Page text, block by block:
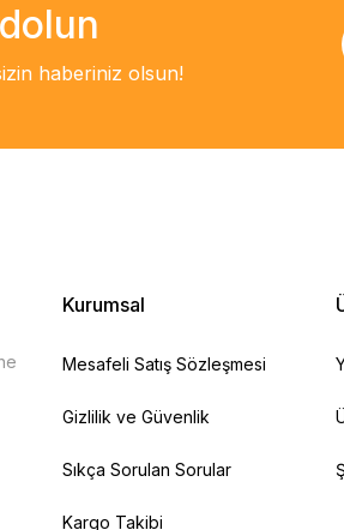
haberiniz olsun!
Kurumsal
Mesafeli Satış Sözleşmesi
Gizlilik ve Güvenlik
Sıkça Sorulan Sorular
Kargo Takibi